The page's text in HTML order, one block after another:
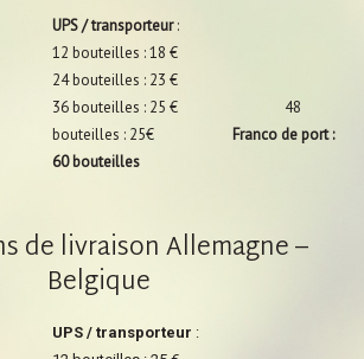
UPS / transporteur:
12 bouteilles : 18 €
24 bouteilles : 23 €
36 bouteilles : 25 € 48
bouteilles : 25€
Franco de port :
60 bouteilles
de livraison Allemagne –
Belgique
UPS / transporteur :